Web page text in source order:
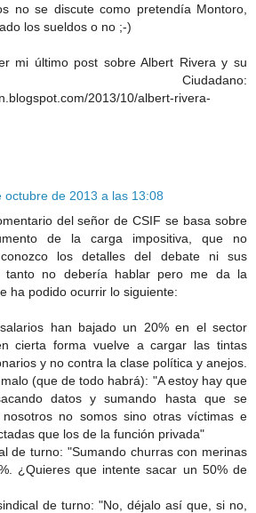
no se discute como pretendía Montoro,
los sueldos o no ;-)
mi último post sobre Albert Rivera y su
Ciudadano:
2013/10/albert-rivera-
octubre de 2013 a las 13:08
del señor de CSIF se basa sobre
de la carga impositiva, que no
los detalles del debate ni sus
tanto no debería hablar pero me da la
ha podido ocurrir lo siguiente:
han bajado un 20% en el sector
cierta forma vuelve a cargar las tintas
y no contra la clase política y anejos.
(que de todo habrá): "A estoy hay que
datos y sumando hasta que se
no somos sino otras víctimas e
que los de la función privada"
de turno: "Sumando churras con merinas
¿Quieres que intente sacar un 50% de
de turno: "No, déjalo así que, si no,